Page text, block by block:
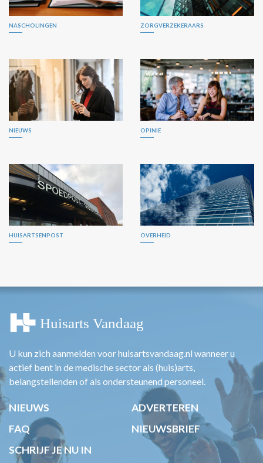
NASCHOLINGEN ZORGVERZEKERAARS
NIEUWS OPINIE
HUISARTSENPOST OVERHEID
U kun zich aanmelden voor huisartsvandaag.nl wanneer u
actief bent in de medische sector als (huis)arts,
belangstellenden of als ondersteunend personeel.
NIEUWS
ADVERTEREN
FAQ
NIEUWSBRIEF
SCHRIJF JE NU IN